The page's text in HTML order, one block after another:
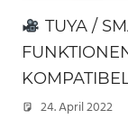
TUYA /
24. April 2022